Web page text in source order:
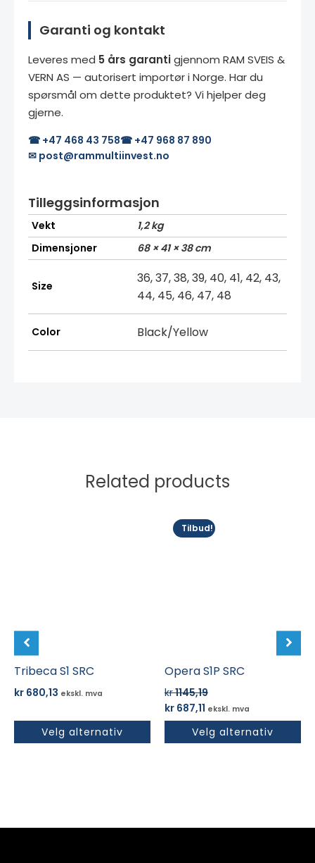
Garanti og kontakt
Leveres med 5 års garantigjennom RAM SVEIS &
VERN AS — autorisert importør i Norge. Har du
spørsmål om dette produktet? Vi hjelper deg
gjerne.
☎ +47 468 43 758☎ +47 968 87 890
✉ post@rammultiinvest.no
Tilleggsinformasjon
Vekt
1,2 kg
Dimensjoner
68 × 41 × 38 cm
Size
36, 37, 38, 39, 40, 41, 42, 43,
44, 45, 46, 47, 48
Color Black/Yellow
Related products
Tribeca S1 SRC
kr 680,13 ekskl. mva
Velg alternativ
velges
på
produktsiden
Tilbud!
Opera S1P SRC
kr1145,19
Opprinnelig
pris
kr 687,11 Nåværende
pris
er:
ekskl. mva
Velg alternativ
Dette
produktet
produktsiden